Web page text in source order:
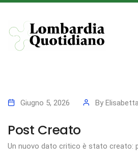
Giugno 5, 2026 By
Post Creato
Un nuovo dato critico è stato creato: